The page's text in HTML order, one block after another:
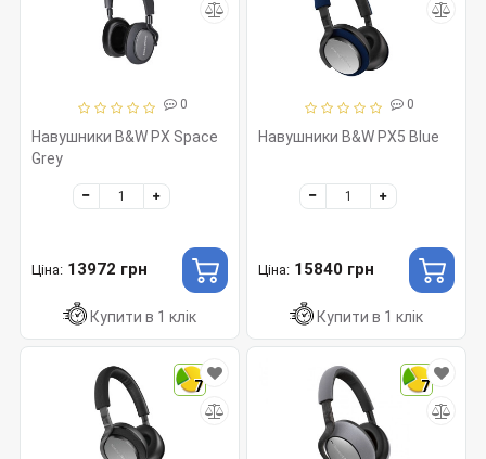
0
Навушники B&W PX Space
Grey
Ціна: 13972 грн
Купити в 1 клік
0
Навушники B&W PX5 Blue
Ціна: 15840 грн
Купити в 1 клік
7 7